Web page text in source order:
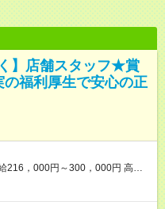
】店舗スタッフ★賞
福利厚生で安心の正
216，000円～300，000円 高卒
（石川県、
県、茨城県 月1万円）を会社規